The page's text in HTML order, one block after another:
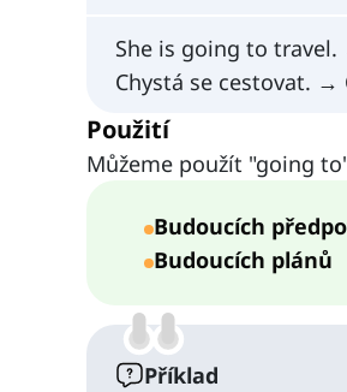
She is going to travel.
Chystá se cestovat. →
Použití
Můžeme použít "going
Budoucích
Budoucích plánů
Příklad